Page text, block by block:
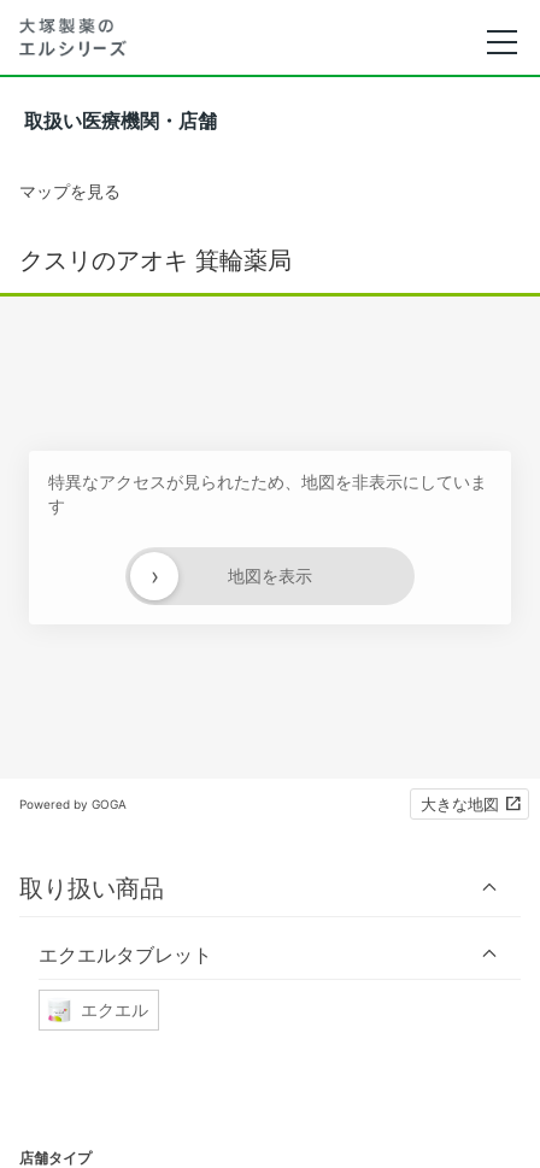
取扱い医療機関・店舗
マップを見る
クスリのアオキ 箕輪薬局
特異なアクセスが見られたため、地図を非表示にしていま
す
地図を表示
›
Powered by GOGA 大きな地図
取り扱い商品
エクエルタブレット
エクエル
店舗タイプ